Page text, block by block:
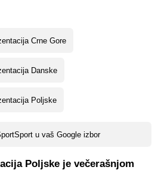
Crne Gore
Danske
Poljske
u vaš Google izbor
Poljske je večerašnjom